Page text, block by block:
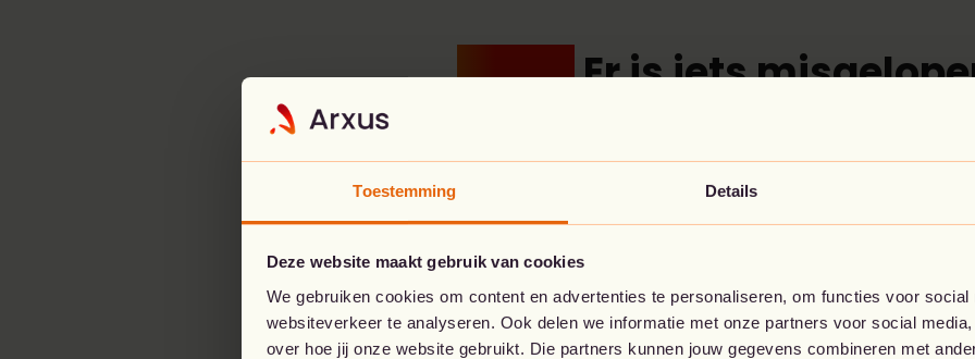
Toestemming Details
Deze website maakt gebruik van cookies
We gebruiken cookies om content en advertenties te personaliseren, om functies voor social
websiteverkeer te analyseren. Ook delen we informatie met onze partners voor social
over hoe jij onze website gebruikt. Die partners kunnen jouw gegevens combineren met
Oeps!Er is iets
Ga naar de startpagina